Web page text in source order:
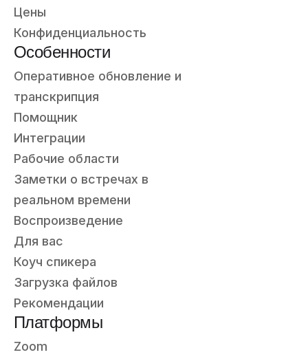
Цены
Конфиденциальность
Особенности
Оперативное обновление и
транскрипция
Помощник
Интеграции
Рабочие области
Заметки о встречах в
реальном времени
Воспроизведение
Для вас
Коуч спикера
Загрузка файлов
Рекомендации
Платформы
Zoom